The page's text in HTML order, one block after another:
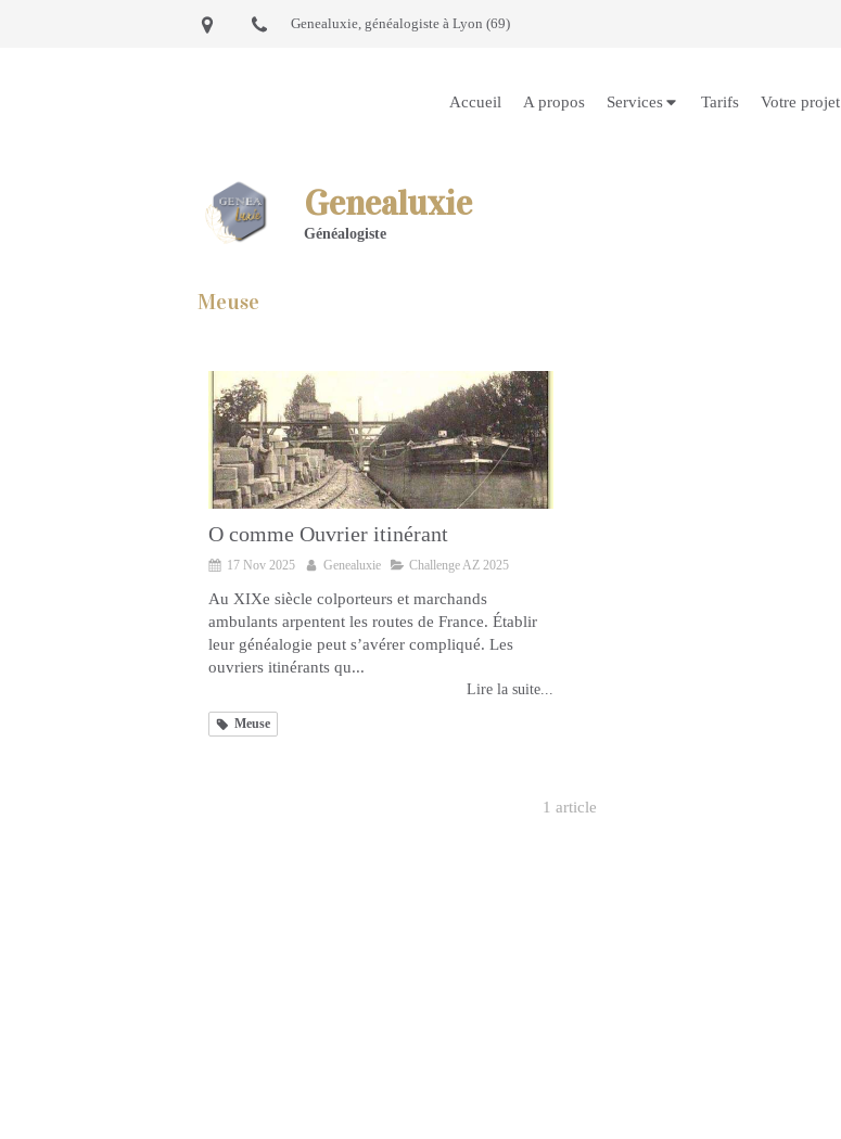
Genealuxie, généalogiste à Lyon (69)
Accueil A propos Services Tarifs Votre projet
Genealuxie
Généalogiste
Meuse
O comme Ouvrier itinérant
17 Nov 2025 Genealuxie Challenge AZ 2025
Au XIXe siècle colporteurs et marchands
ambulants arpentent les routes de France. Établir
leur généalogie peut s’avérer compliqué. Les
ouvriers itinérants qu...
Lire la suite...
Meuse
1 article